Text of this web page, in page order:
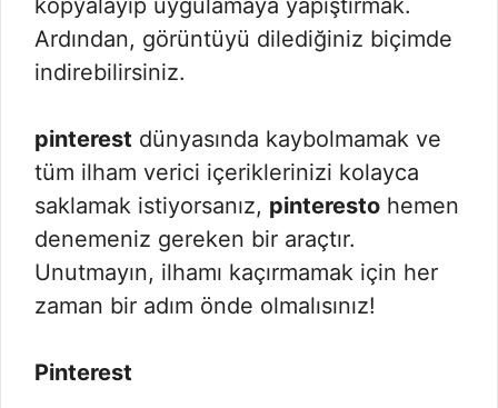
kopyalayıp uygulamaya yapıştırmak.
Ardından, görüntüyü dilediğiniz biçimde
indirebilirsiniz.
pinterest dünyasında kaybolmamak ve
tüm ilham verici içeriklerinizi kolayca
saklamak istiyorsanız, pinteresto hemen
denemeniz gereken bir araçtır.
Unutmayın, ilhamı kaçırmamak için her
zaman bir adım önde olmalısınız!
Pinterest